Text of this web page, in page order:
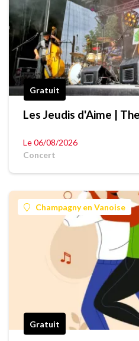
Gratuit
Les Jeudis d'Aime |
Le 06/08/2026
Concert
Champagny en Vanoise
Gratuit